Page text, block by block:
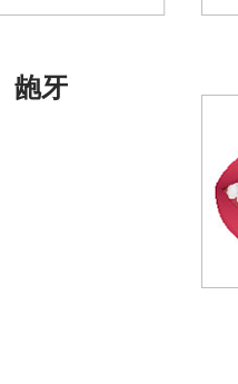
龅牙